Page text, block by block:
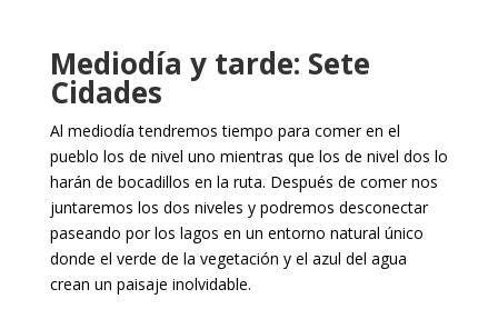
Mediodía y tarde: Sete
Cidades
Al mediodía tendremos tiempo para comer en el
pueblo los de nivel uno mientras que los de nivel dos lo
harán de bocadillos en la ruta. Después de comer nos
juntaremos los dos niveles y podremos desconectar
paseando por los lagos en un entorno natural único
donde el verde de la vegetación y el azul del agua
crean un paisaje inolvidable.